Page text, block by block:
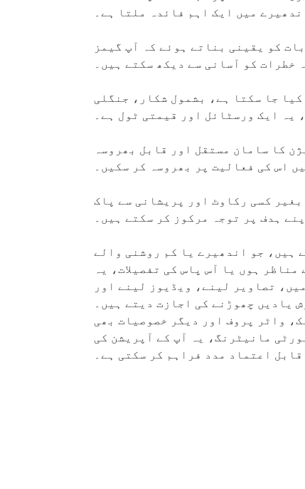
میں ایک اہم فائدہ ملتا ہے۔
کو یقینی بناتے ہوئے کہ آپ گیمز
خطرات کو آسانی سے دیکھ سکتے ہیں۔
جا سکتا ہے، بشمول شکار، جنگلی
یہ ایک ورسٹائل اور قیمتی ٹول ہے۔
کا سامان مستقل اور قابل بھروسہ
اس کی فعالیت پر بھروسہ کر سکیں۔
کسی رکاوٹ اور پریشانی سے پاک
ہدف پر توجہ مرکوز کر سکتے ہیں۔
ہیں، جو اندھیرے یا کم روشنی والے
ہوں یا آس پاس کی تفصیلات، یہ
تصاویر لینے، ویڈیوز لینے اور
یادیں چھوڑنے کی اجازت دیتے ہیں۔
واٹر پروف اور دیگر خصوصیات بھی
مانیٹرنگ، یہ آپ کے آپریشن کی
اعتماد مدد فراہم کر سکتی ہے۔